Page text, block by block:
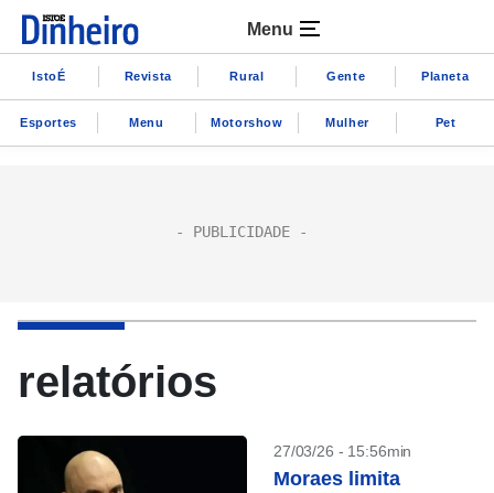
Menu
IstoÉ Revista Rural Gente Planeta
Esportes Menu Motorshow Mulher Pet
relatórios
27/03/26 - 15:56min
Moraes limita